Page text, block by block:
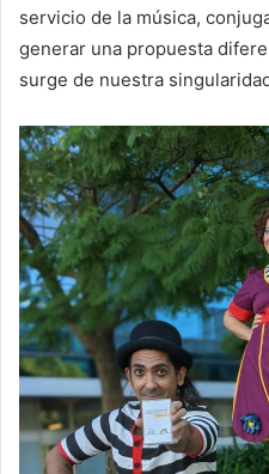
servicio de la música,
generar una propuesta
surge de nuestra